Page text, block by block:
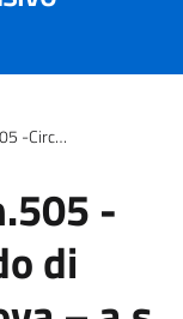
Terminologica E Rispetto Professionale
-
di